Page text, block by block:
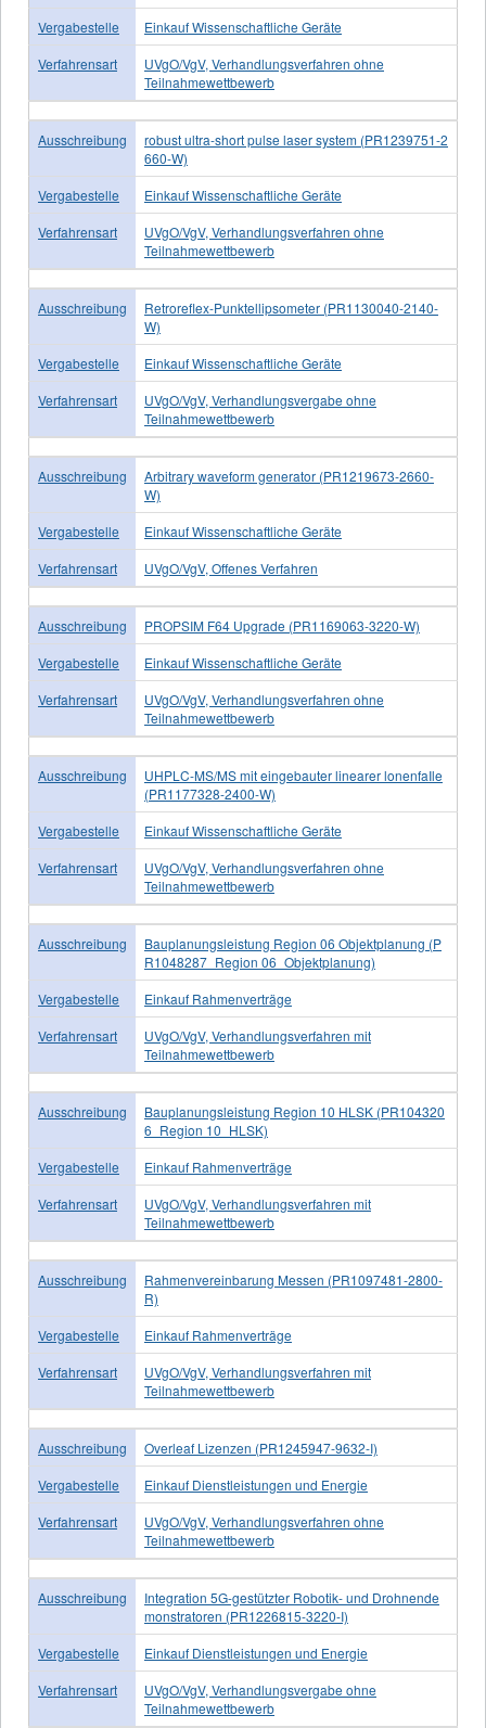
Vergabestelle
Einkauf Wissenschaftliche Geräte
Verfahrensart
UVgO/VgV, Verhandlungsverfahren ohne
Teilnahmewettbewerb
Ausschreibung
robust ultra-short pulse laser system (PR1239751-2
660-W)
Vergabestelle
Einkauf Wissenschaftliche Geräte
Verfahrensart
UVgO/VgV, Verhandlungsverfahren ohne
Teilnahmewettbewerb
Ausschreibung
Retroreflex-Punktellipsometer (PR1130040-2140-
W)
Vergabestelle
Einkauf Wissenschaftliche Geräte
Verfahrensart
UVgO/VgV, Verhandlungsvergabe ohne
Teilnahmewettbewerb
Ausschreibung
Arbitrary waveform generator (PR1219673-2660-
W)
Vergabestelle
Einkauf Wissenschaftliche Geräte
Verfahrensart
UVgO/VgV, Offenes Verfahren
Ausschreibung
PROPSIM F64 Upgrade (PR1169063-3220-W)
Vergabestelle
Einkauf Wissenschaftliche Geräte
Verfahrensart
UVgO/VgV, Verhandlungsverfahren ohne
Teilnahmewettbewerb
Ausschreibung
UHPLC-MS/MS mit eingebauter linearer lonenfaIle
(PR1177328-2400-W)
Vergabestelle
Einkauf Wissenschaftliche Geräte
Verfahrensart
UVgO/VgV, Verhandlungsverfahren ohne
Teilnahmewettbewerb
Ausschreibung
Bauplanungsleistung Region 06 Objektplanung (P
R1048287_Region 06_Objektplanung)
Vergabestelle
Einkauf Rahmenverträge
Verfahrensart
UVgO/VgV, Verhandlungsverfahren mit
Teilnahmewettbewerb
Ausschreibung
Bauplanungsleistung Region 10 HLSK (PR104320
6_Region 10_HLSK)
Vergabestelle
Einkauf Rahmenverträge
Verfahrensart
UVgO/VgV, Verhandlungsverfahren mit
Teilnahmewettbewerb
Ausschreibung
Rahmenvereinbarung Messen (PR1097481-2800-
R)
Vergabestelle
Einkauf Rahmenverträge
Verfahrensart
UVgO/VgV, Verhandlungsverfahren mit
Teilnahmewettbewerb
Ausschreibung
Overleaf Lizenzen (PR1245947-9632-I)
Vergabestelle
Einkauf Dienstleistungen und Energie
Verfahrensart
UVgO/VgV, Verhandlungsverfahren ohne
Teilnahmewettbewerb
Ausschreibung
Integration 5G-gestützter Robotik- und Drohnende
monstratoren (PR1226815-3220-I)
Vergabestelle
Einkauf Dienstleistungen und Energie
Verfahrensart
UVgO/VgV, Verhandlungsvergabe ohne
Teilnahmewettbewerb